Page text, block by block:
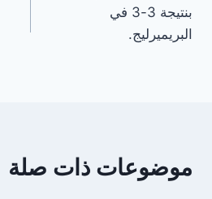
بنتيجة 3-3 في
البريميرليج.
موضوعات ذات صلة